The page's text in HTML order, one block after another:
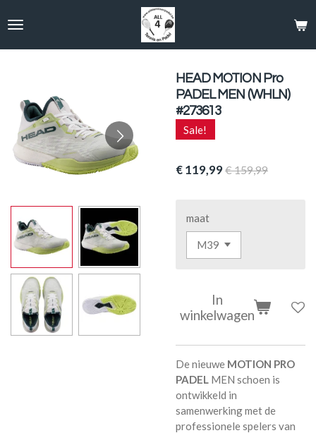
direct
HEAD MOTION Pro
PADEL MEN (WHLN)
#273613
Sale!
€ 119,99 € 159,99
maat
In
winkelwagen
De nieuwe MOTION PRO
PADEL MEN schoen is
ontwikkeld in
samenwerking met de
professionele spelers van